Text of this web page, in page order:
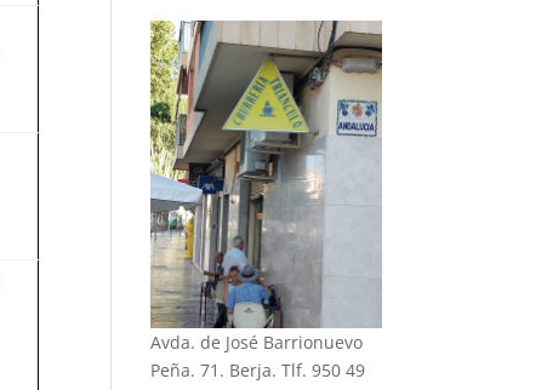
Avda. de José Barrionuevo
Peña. 71. Berja. Tlf. 950 49